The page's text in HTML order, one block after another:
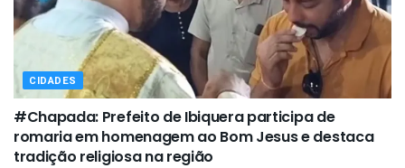
CIDADES
#Chapada: Prefeito de Ibiquera participa de
romaria em homenagem ao Bom Jesus e destaca
tradição religiosa na região